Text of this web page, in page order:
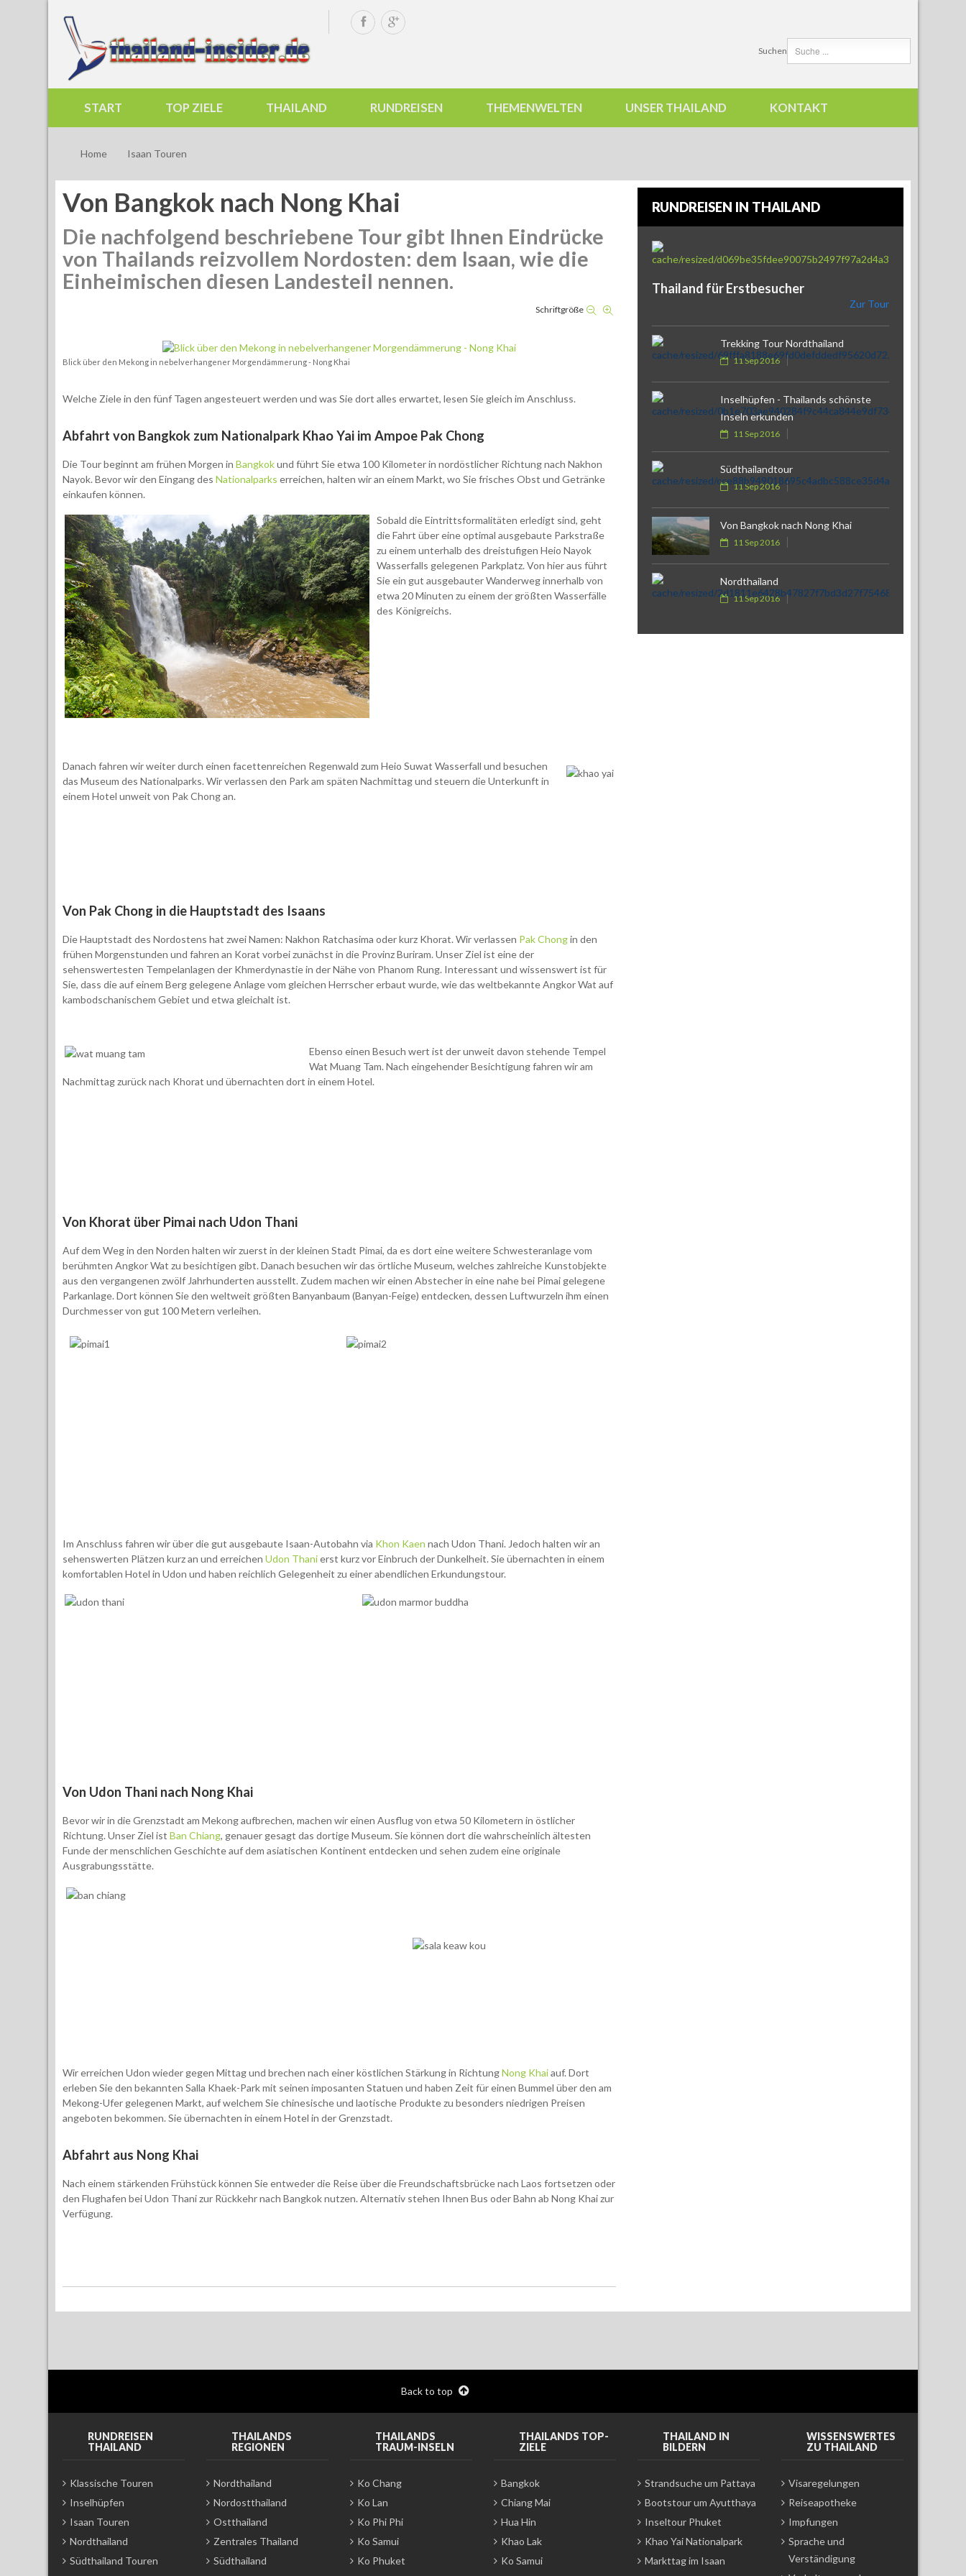
Suchen
START TOP ZIELE THAILAND RUNDREISEN THEMENWELTEN UNSER THAILAND KONTAKT
Home Isaan Touren
Von Bangkok nach Nong Khai
Die nachfolgend beschriebene Tour gibt Ihnen Eindrücke
von Thailands reizvollem Nordosten: dem Isaan, wie die
Einheimischen diesen Landesteil nennen.
Schriftgröße
Blick über den Mekong in nebelverhangener Morgendämmerung - Nong Khai
Welche Ziele in den fünf Tagen angesteuert werden und was Sie dort alles erwartet, lesen Sie gleich im Anschluss.
Abfahrt von Bangkok zum Nationalpark Khao Yai im Ampoe Pak Chong
Die Tour beginnt am frühen Morgen in Bangkokund führt Sie etwa 100 Kilometer in nordöstlicher Richtung nach Nakhon
Nayok. Bevor wir den Eingang des Nationalparks erreichen, halten wir an einem Markt, wo Sie frisches Obst und Getränke
einkaufen können.
Sobald die Eintrittsformalitäten erledigt sind, geht
die Fahrt über eine optimal ausgebaute Parkstraße
zu einem unterhalb des dreistufigen Heio Nayok
Wasserfalls gelegenen Parkplatz. Von hier aus führt
Sie ein gut ausgebauter Wanderweg innerhalb von
etwa 20 Minuten zu einem der größten Wasserfälle
des Königreichs.
Danach fahren wir weiter durch einen facettenreichen Regenwald zum Heio Suwat Wasserfall und besuchen
das Museum des Nationalparks. Wir verlassen den Park am späten Nachmittag und steuern die Unterkunft in
einem Hotel unweit von Pak Chong an.
Von Pak Chong in die Hauptstadt des Isaans
Die Hauptstadt des Nordostens hat zwei Namen: Nakhon Ratchasima oder kurz Khorat. Wir verlassen Pak Chongin den
frühen Morgenstunden und fahren an Korat vorbei zunächst in die Provinz Buriram. Unser Ziel ist eine der
sehenswertesten Tempelanlagen der Khmerdynastie in der Nähe von Phanom Rung. Interessant und wissenswert ist für
Sie, dass die auf einem Berg gelegene Anlage vom gleichen Herrscher erbaut wurde, wie das weltbekannte Angkor Wat auf
kambodschanischem Gebiet und etwa gleichalt ist.
Ebenso einen Besuch wert ist der unweit davon stehende Tempel
Wat Muang Tam. Nach eingehender Besichtigung fahren wir am
Nachmittag zurück nach Khorat und übernachten dort in einem Hotel.
Von Khorat über Pimai nach Udon Thani
Auf dem Weg in den Norden halten wir zuerst in der kleinen Stadt Pimai, da es dort eine weitere Schwesteranlage vom
berühmten Angkor Wat zu besichtigen gibt. Danach besuchen wir das örtliche Museum, welches zahlreiche Kunstobjekte
aus den vergangenen zwölf Jahrhunderten ausstellt. Zudem machen wir einen Abstecher in eine nahe bei Pimai gelegene
Parkanlage. Dort können Sie den weltweit größten Banyanbaum (Banyan-Feige) entdecken, dessen Luftwurzeln ihm einen
Durchmesser von gut 100 Metern verleihen.
Im Anschluss fahren wir über die gut ausgebaute Isaan-Autobahn via Khon Kaen nach Udon Thani.Jedoch halten wir an
sehenswerten Plätzen kurz an und erreichen Udon Thanierst kurz vor Einbruch der Dunkelheit. Sie übernachten in einem
komfortablen Hotel in Udon und haben reichlich Gelegenheit zu einer abendlichen Erkundungstour.
Von Udon Thani nach Nong Khai
Bevor wir in die Grenzstadt am Mekong aufbrechen, machen wir einen Ausflug von etwa 50 Kilometern in östlicher
Richtung. Unser Ziel ist Ban Chiang, genauer gesagt das dortige Museum. Sie können dort die wahrscheinlich ältesten
Funde der menschlichen Geschichte auf dem asiatischen Kontinent entdecken und sehen zudem eine originale
Ausgrabungsstätte.
Wir erreichen Udon wieder gegen Mittag und brechen nach einer köstlichen Stärkung in RichtungNong Khaiauf. Dort
erleben Sie den bekannten Salla Khaek-Park mit seinen imposanten Statuen und haben Zeit für einen Bummel über den am
Mekong-Ufer gelegenen Markt, auf welchem Sie chinesische und laotische Produkte zu besonders niedrigen Preisen
angeboten bekommen. Sie übernachten in einem Hotel in der Grenzstadt.
Abfahrt aus Nong Khai
Nach einem stärkenden Frühstück können Sie entweder die Reise über die Freundschaftsbrückenach Laos fortsetzen oder
den Flughafen bei Udon Thani zur Rückkehr nach Bangkok nutzen. Alternativ stehen Ihnen Bus oder Bahn ab Nong Khai zur
Verfügung.
RUNDREISEN IN THAILAND
Thailand für Erstbesucher
Zur Tour
Trekking Tour Nordthailand
11 Sep 2016
Inselhüpfen - Thailands schönste
Inseln erkunden
11 Sep 2016
Südthailandtour
11 Sep 2016
Von Bangkok nach Nong Khai
11 Sep 2016
Nordthailand
11 Sep 2016
Back to top
RUNDREISEN
THAILAND
Klassische Touren
Inselhüpfen
Isaan Touren
Nordthailand
Südthailand Touren
THAILANDS
REGIONEN
Nordthailand
Nordostthailand
Ostthailand
Zentrales Thailand
Südthailand
THAILANDS
TRAUM-INSELN
Ko Chang
Ko Lan
Ko Phi Phi
Ko Samui
Ko Phuket
THAILANDS TOP-
ZIELE
Bangkok
Chiang Mai
Hua Hin
Khao Lak
Ko Samui
THAILAND IN
BILDERN
Strandsuche um Pattaya
Bootstour um Ayutthaya
Inseltour Phuket
Khao Yai Nationalpark
Markttag im Isaan
WISSENSWERTES
ZU THAILAND
Visaregelungen
Reiseapotheke
Impfungen
Sprache und
Verständigung